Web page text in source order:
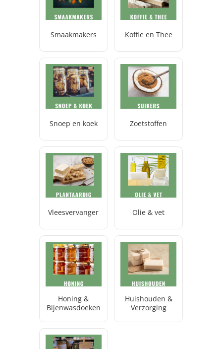
Smaakmakers Koffie en Thee
Snoep en koek Zoetstoffen
Vleesvervanger Olie & vet
Honing &
Bijenwasdoeken
Huishouden &
Verzorging